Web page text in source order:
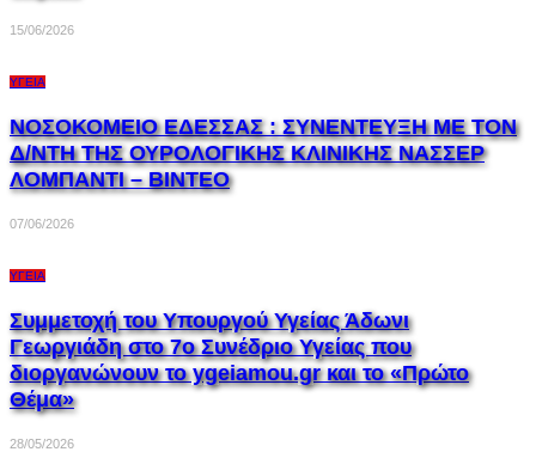
15/06/2026
ΥΓΕΊΑ
ΝΟΣΟΚΟΜΕΙΟ ΕΔΕΣΣΑΣ : ΣΥΝΕΝΤΕΥΞΗ ΜΕ ΤΟΝ
Δ/ΝΤΗ ΤΗΣ ΟΥΡΟΛΟΓΙΚΗΣ ΚΛΙΝΙΚΗΣ ΝΑΣΣΕΡ
ΛΟΜΠΑΝΤI – ΒΙΝΤΕΟ
07/06/2026
ΥΓΕΊΑ
Συμμετοχή του Υπουργού Υγείας Άδωνι
Γεωργιάδη στο 7ο Συνέδριο Υγείας που
διοργανώνουν το ygeiamou.gr και το «Πρώτο
Θέμα»
28/05/2026